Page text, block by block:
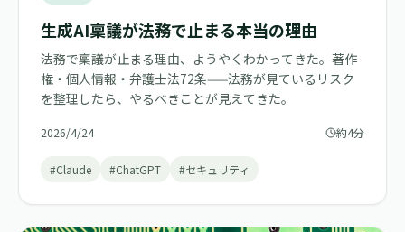
生成AI稟議が法務で止まる本当の理由
法務で稟議が止まる理由、ようやくわかってきた。著作
権・個人情報・弁護士法72条——法務が見ているリスク
を整理したら、やるべきことが見えてきた。
2026/4/24 約4分
#Claude #ChatGPT #セキュリティ